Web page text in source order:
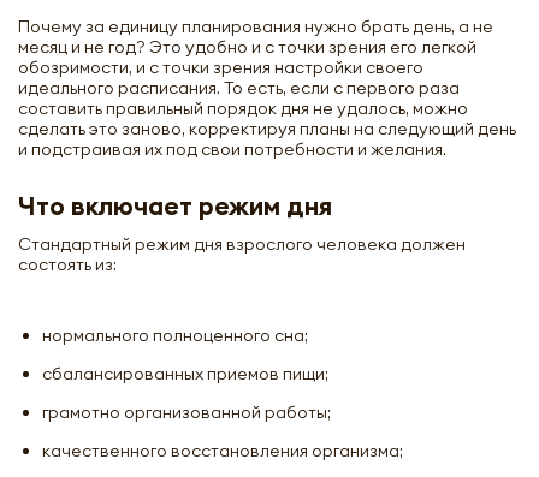
Почему за единицу планирования нужно брать день, а не
месяц и не год? Это удобно и с точки зрения его легкой
обозримости, и с точки зрения настройки своего
идеального расписания. То есть, если с первого раза
составить правильный порядок дня не удалось, можно
сделать это заново, корректируя планы на следующий день
и подстраивая их под свои потребности и желания.
Что включает режим дня
Стандартный режим дня взрослого человека должен
состоять из:
нормального полноценного сна;
сбалансированных приемов пищи;
грамотно организованной работы;
качественного восстановления организма;